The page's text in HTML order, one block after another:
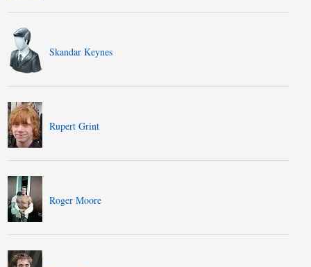
Skandar Keynes
Rupert Grint
Roger Moore